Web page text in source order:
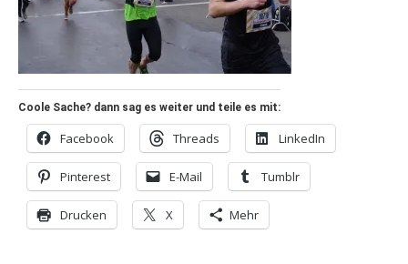
Coole Sache? dann sag es weiter und teile es mit:
Facebook Threads LinkedIn
Pinterest E-Mail Tumblr
Drucken X Mehr